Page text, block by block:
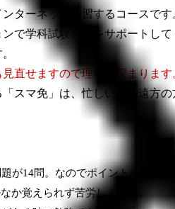
ターネット学習するコースです
で学科試験合格をサポートし
直せますので理解が深まります
スマ免」は、忙しい方や遠方
が14問。なのでポイントを絞って
か覚えられず苦労しました。